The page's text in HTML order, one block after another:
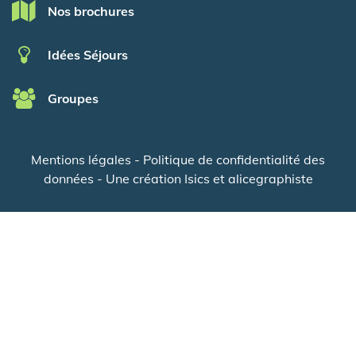
Nos brochures
Idées Séjours
Groupes
Mentions légales - Politique de confidentialité des
données - Une création Isics et alicegraphiste